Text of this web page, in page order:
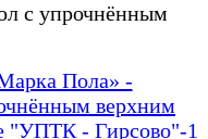
с упрочнённым